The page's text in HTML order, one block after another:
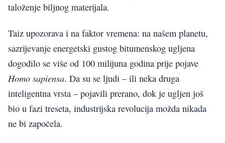
taloženje biljnog materijala.
Taiz upozorava i na faktor vremena: na našem planetu,
sazrijevanje energetski gustog bitumenskog ugljena
dogodilo se više od 100 milijuna godina prije pojave
Homo sapiensa. Da su se ljudi – ili neka druga
inteligentna vrsta – pojavili prerano, dok je ugljen još
bio u fazi treseta, industrijska revolucija možda nikada
ne bi započela.